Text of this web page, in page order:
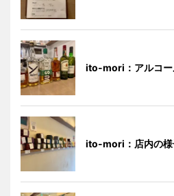
ito-mori：アルコー
ito-mori：店内の様